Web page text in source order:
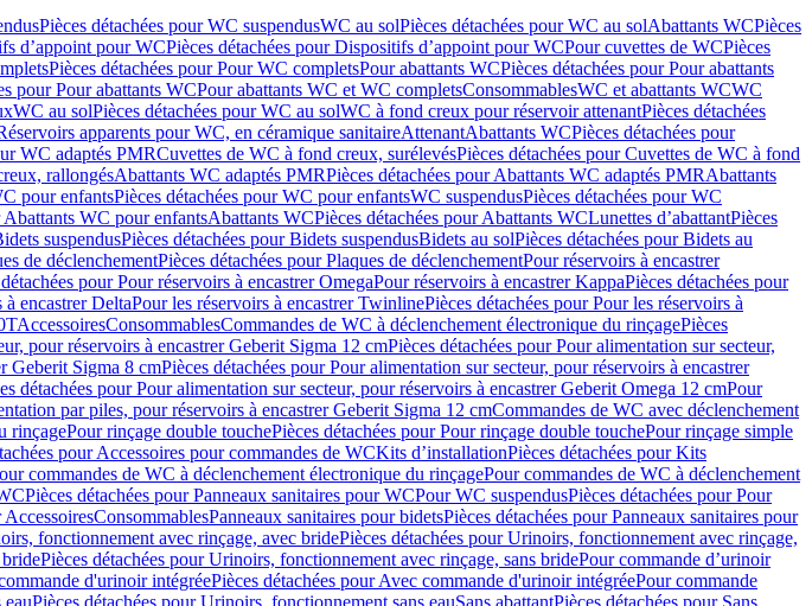
Pièces détachées pour WC suspendusWC au solPièces détachées pour WC au solAbattants WCPièces
d’appoint pour WCPièces détachées pour Dispositifs d’appoint pour WCPour cuvettes de WCPièces
Pièces détachées pour Pour WC completsPour abattants WCPièces détachées pour Pour abattants
pour Pour abattants WCPour abattants WC et WC completsConsommablesWC et abattants WCWC
WC au solPièces détachées pour WC au solWC à fond creux pour réservoir attenantPièces détachées
apparents pour WC, en céramique sanitaireAttenantAbattants WCPièces détachées pour
WC adaptés PMRCuvettes de WC à fond creux, surélevésPièces détachées pour Cuvettes de WC à fond
rallongésAbattants WC adaptés PMRPièces détachées pour Abattants WC adaptés PMRAbattants
pour enfantsPièces détachées pour WC pour enfantsWC suspendusPièces détachées pour WC
Abattants WC pour enfantsAbattants WCPièces détachées pour Abattants WCLunettes d’abattantPièces
suspendusPièces détachées pour Bidets suspendusBidets au solPièces détachées pour Bidets au
de déclenchementPièces détachées pour Plaques de déclenchementPour réservoirs à encastrer
pour Pour réservoirs à encastrer OmegaPour réservoirs à encastrer KappaPièces détachées pour
à encastrer DeltaPour les réservoirs à encastrer TwinlinePièces détachées pour Pour les réservoirs à
AccessoiresConsommablesCommandes de WC à déclenchement électronique du rinçagePièces
pour réservoirs à encastrer Geberit Sigma 12 cmPièces détachées pour Pour alimentation sur secteur,
Geberit Sigma 8 cmPièces détachées pour Pour alimentation sur secteur, pour réservoirs à encastrer
détachées pour Pour alimentation sur secteur, pour réservoirs à encastrer Geberit Omega 12 cmPour
par piles, pour réservoirs à encastrer Geberit Sigma 12 cmCommandes de WC avec déclenchement
rinçagePour rinçage double touchePièces détachées pour Pour rinçage double touchePour rinçage simple
pour Accessoires pour commandes de WCKits d’installationPièces détachées pour Kits
commandes de WC à déclenchement électronique du rinçagePour commandes de WC à déclenchement
Pièces détachées pour Panneaux sanitaires pour WCPour WC suspendusPièces détachées pour Pour
AccessoiresConsommablesPanneaux sanitaires pour bidetsPièces détachées pour Panneaux sanitaires pour
fonctionnement avec rinçage, avec bridePièces détachées pour Urinoirs, fonctionnement avec rinçage,
Pièces détachées pour Urinoirs, fonctionnement avec rinçage, sans bridePour commande d’urinoir
d'urinoir intégréePièces détachées pour Avec commande d'urinoir intégréePour commande
Pièces détachées pour Urinoirs, fonctionnement sans eauSans abattantPièces détachées pour Sans